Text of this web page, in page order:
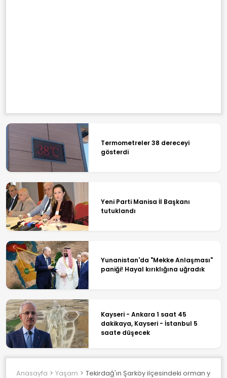
Termometreler 38 dereceyi
gösterdi
Yeni Parti Manisa İl Başkanı
tutuklandı
Yunanistan'da "Mekke Anlaşması"
paniği! Hayal kırıklığına uğradık
Kayseri - Ankara 1 saat 45
dakikaya, Kayseri - İstanbul 5
saate düşecek
Anasayfa Yaşam Tekirdağ'ın Şarköy ilçesindeki orman